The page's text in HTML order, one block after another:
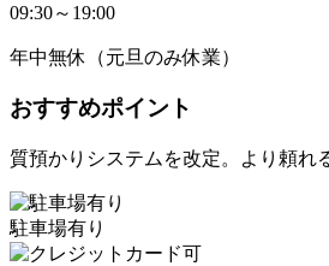
09:30～19:00
年中無休（元旦のみ休業）
おすすめポイント
質預かりシステムを改定。より頼れ
駐車場有り